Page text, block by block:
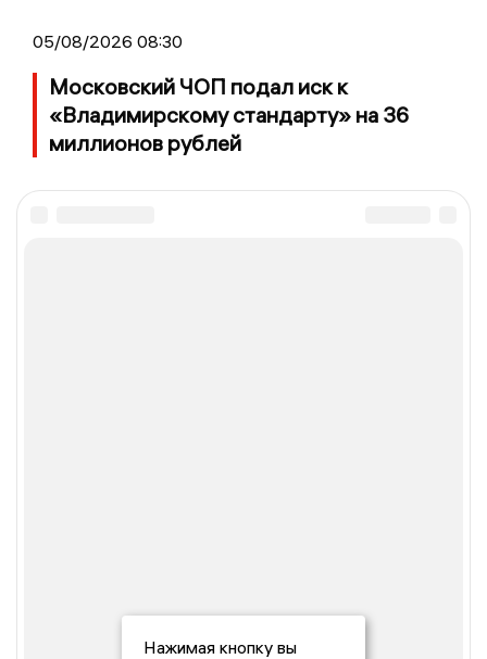
05/08/2026 08:30
Московский ЧОП подал иск к
«Владимирскому стандарту» на 36
миллионов рублей
Нажимая кнопку вы